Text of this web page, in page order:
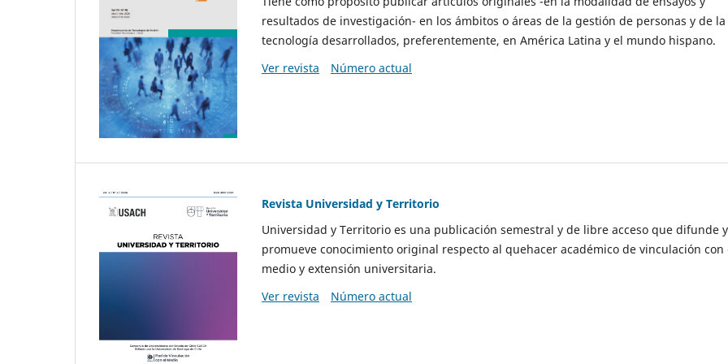
resultados de investigación- en los ámbitos o áreas de la gestión de personas y de la
tecnología desarrollados, preferentemente, en América Latina y el mundo hispano.
Ver revista
Número actual
Revista Universidad y Territorio
Universidad y Territorio es una publicación semestral y de libre acceso que difunde y
promueve conocimiento original respecto al quehacer académico de vinculación con
medio y extensión universitaria.
Ver revista
Número actual